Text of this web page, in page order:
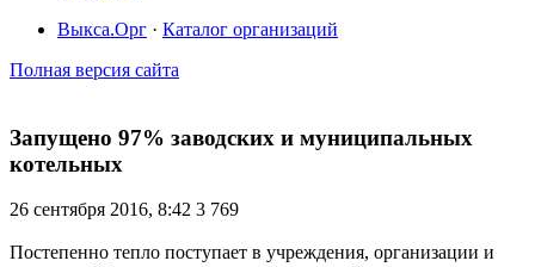
Выкса.Орг · Каталог организаций
Полная версия сайта
Запущено 97% заводских и муниципальных
котельных
26 сентября 2016, 8:42 3 769
Постепенно тепло поступает в учреждения, организации и